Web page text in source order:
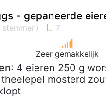
- gepaneerde
Zeer gemakkelijk
: 4 eieren 250 g
mosterd